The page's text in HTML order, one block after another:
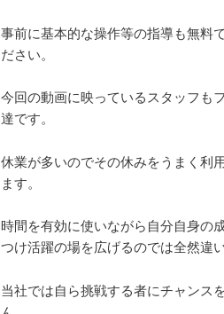
事前に基本的な操作等の指導も無料
ださい。
今回の動画に映っているスタッフも
達です。
休業が多いのでその休みをうまく利
ます。
時間を有効に使いながら自分自身の
つけ活躍の場を広げるのでは全然違い
当社では自ら挑戦する者にチャンス